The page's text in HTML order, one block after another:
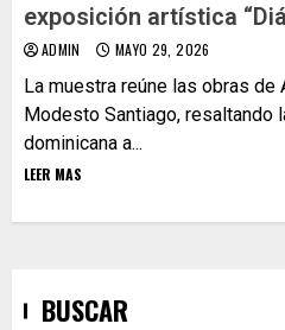
exposición artística
ADMIN MAYO 29, 2026
La muestra reúne las obras de
Modesto Santiago, resaltando
dominicana a...
LEER MAS
BUSCAR